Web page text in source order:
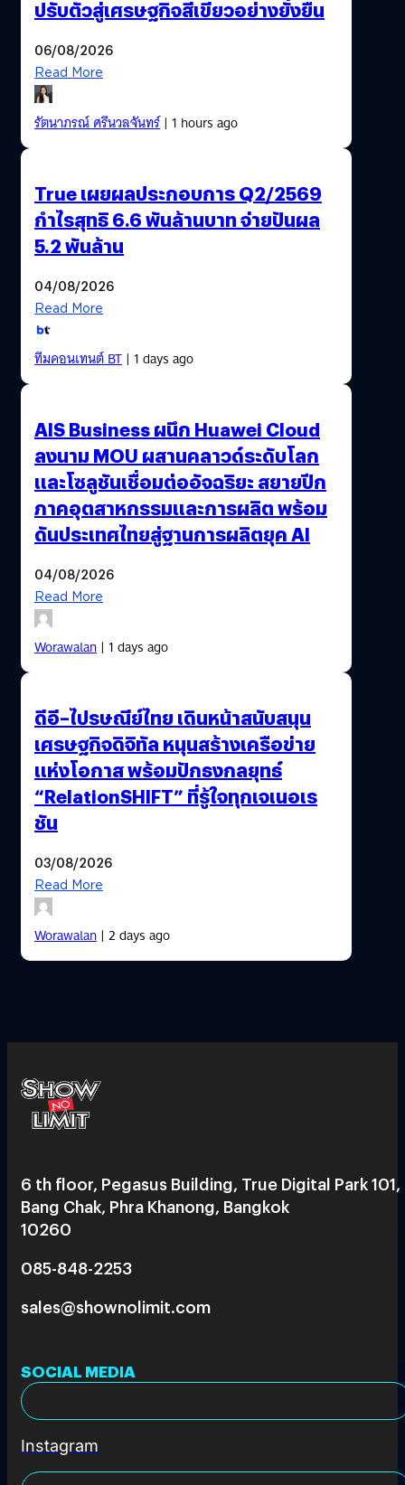
ปรับตัวสู่เศรษฐกิจสีเขียวอย่างยั่งยืน
06/08/2026
Read More
รัตนาภรณ์ ศรีนวลจันทร์| 1 hours ago
True เผยผลประกอบการ Q2/2569
กำไรสุทธิ 6.6 พันล้านบาท จ่ายปันผล
5.2 พันล้าน
04/08/2026
Read More
ทีมคอนเทนต์ BT| 1 days ago
AIS Business ผนึก Huawei Cloud
ลงนาม MOU ผสานคลาวด์ระดับโลก
และโซลูชันเชื่อมต่ออัจฉริยะ สยายปีก
ภาคอุตสาหกรรมและการผลิต พร้อม
ดันประเทศไทยสู่ฐานการผลิตยุค AI
04/08/2026
Read More
Worawalan| 1 days ago
ดีอี–ไปรษณีย์ไทย เดินหน้าสนับสนุน
เศรษฐกิจดิจิทัล หนุนสร้างเครือข่าย
แห่งโอกาส พร้อมปักธงกลยุทธ์
“RelationSHIFT” ที่รู้ใจทุกเจเนอเร
ชัน
03/08/2026
Read More
Worawalan| 2 days ago
6 th floor, Pegasus Building, True Digital Park 101,
Bang Chak, Phra Khanong, Bangkok
10260
085-848-2253
sales@shownolimit.com
SOCIAL MEDIA
Instagram